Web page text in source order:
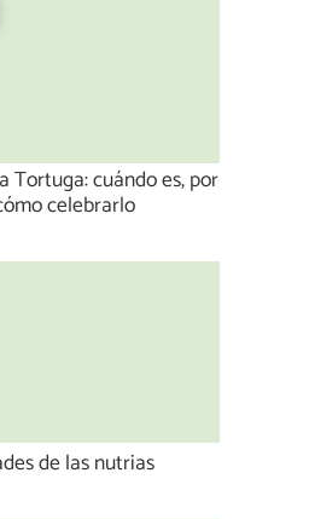
Tortuga: cuándo es, por
celebrarlo
de las nutrias